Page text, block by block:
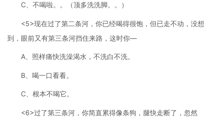
C、不喝啦。。（顶多洗洗脚。。）
<5>现在过了第二条河，你已经喝得很饱，但已走不动，没想
到，眼前又有第三条河挡住来路，这时你—
A、照样痛快洗澡渴水，不洗白不洗。
B、喝一口看看。
C、根本不喝它。
<6>过了第三条河，你简直累得像条狗，腿快走断了，忽然